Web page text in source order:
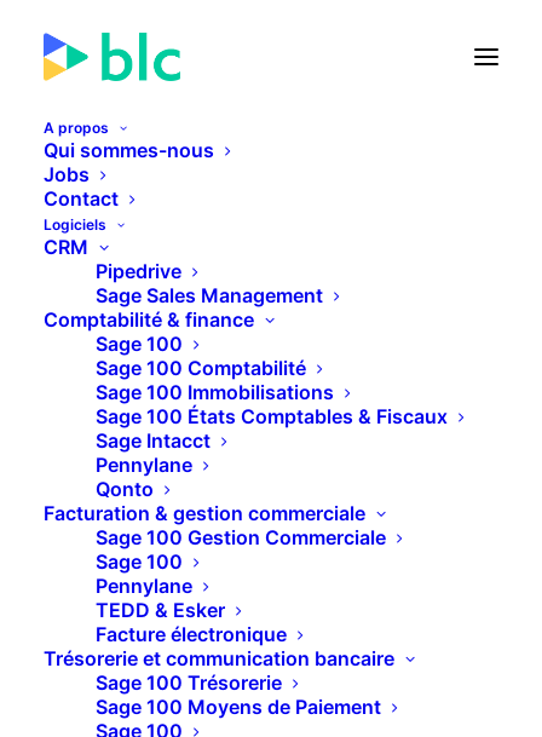
A propos
Qui sommes-nous
Jobs
Contact
Logiciels
CRM
Pipedrive
Sage Sales Management
Comptabilité & finance
Sage 100
Sage 100 Comptabilité
Sage 100 Immobilisations
Sage 100 États Comptables & Fiscaux
Sage Intacct
Pennylane
Qonto
Facturation & gestion commerciale
Sage 100 Gestion Commerciale
Sage 100
Pennylane
TEDD & Esker
Facture électronique
Trésorerie et communication bancaire
Sage 100 Trésorerie
Sage 100 Moyens de Paiement
Sage 100
🚀 Lancement de la Facture
25JOURS10HEURES17
PLUS D'INFOS
L’avantage d’un CRM
pour votre
« Smarketing » en
2021